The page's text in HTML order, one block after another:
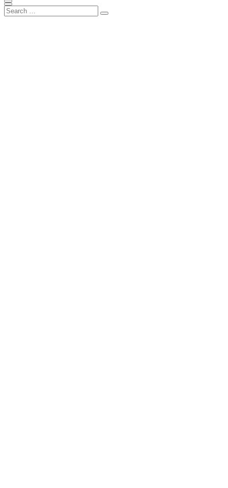
Scroll
to
Close
Search
for:
Search